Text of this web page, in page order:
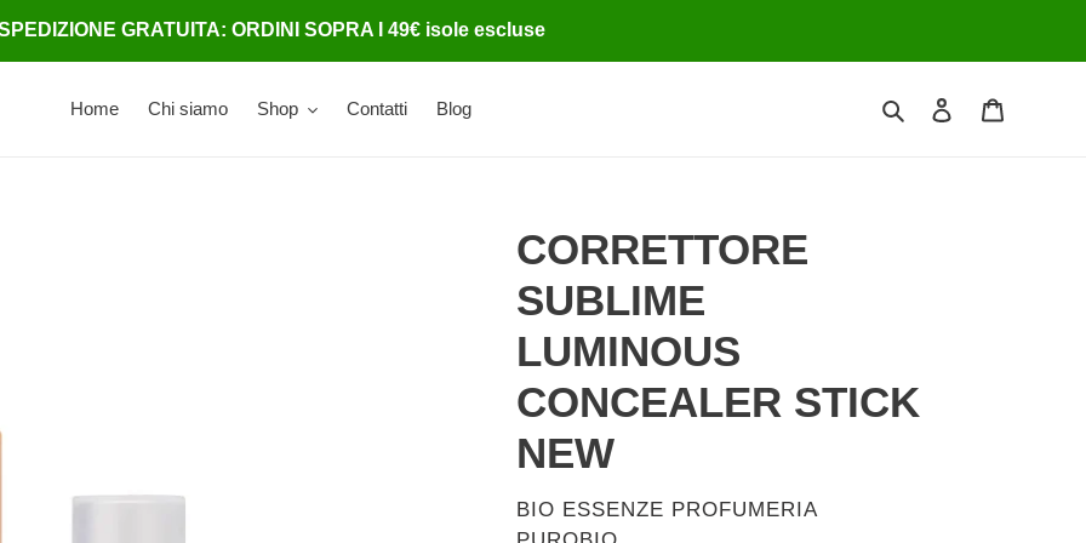
GRATUITA: ORDINI SOPRA I 49€ isole escluse
Home Chi siamo Shop Contatti Blog Cerca Accedi
CORRETTORE
SUBLIME
LUMINOUS
CONCEALER STICK
NEW
VENDITORE
BIO ESSENZE PROFUMERIA